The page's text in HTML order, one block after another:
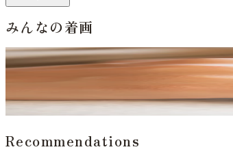
みんなの着画
Recommendations